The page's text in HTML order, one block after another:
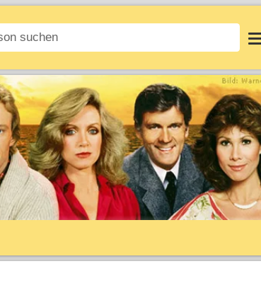
Login